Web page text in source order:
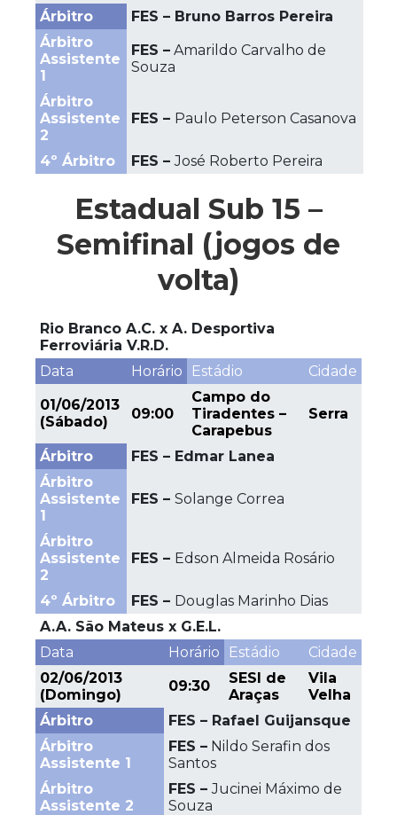
Árbitro
FES – Bruno Barros Pereira
Árbitro
Assistente
1
FES – Amarildo Carvalho de
Souza
Árbitro
Assistente
2
FES – Paulo Peterson Casanova
4º Árbitro FES –José Roberto Pereira
Estadual Sub 15 –
Semifinal (jogos de
volta)
Rio Branco A.C. x A. Desportiva
Ferroviária V.R.D.
Data
Horário Estádio
Cidade
01/06/2013
(Sábado)
09:00
Campo do
Tiradentes –
Carapebus
Serra
Árbitro
FES – Edmar Lanea
Árbitro
Assistente
1
FES – Solange Correa
Árbitro
Assistente
2
FES – Edson Almeida Rosário
4º Árbitro FES – Douglas Marinho Dias
A.A. São Mateus x G.E.L.
Data
Horário Estádio
Cidade
02/06/2013
(Domingo)
09:30
SESI de
Araças
Vila
Velha
Árbitro
FES – Rafael Guijansque
Árbitro
Assistente 1
FES – Nildo Serafin dos
Santos
Árbitro
Assistente 2
FES –Jucinei Máximo de
Souza